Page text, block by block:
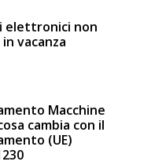
elettronici non
vacanza
Macchine
cambia con il
(UE)